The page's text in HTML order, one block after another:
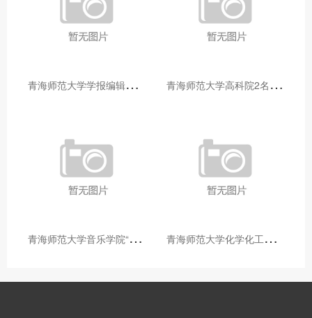
青
海师范大学学报编辑部赴大通县城关镇上毛佰胜村开展帮扶慰问活动 青
海师范大学高科院2名专家当选中国科学院院士
青
海师范大学音乐学院“青舞华章”本科舞蹈专业中期汇报圆满落幕 青
海师范大学化学化工学院开展铸牢中华民族共同体意识大讲堂活动